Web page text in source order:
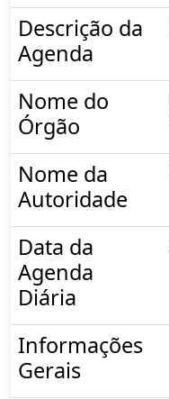
Descrição da
Agenda
Nome do
Órgão
Nome da
Autoridade
Data da
Agenda
Diária
Informações
Gerais